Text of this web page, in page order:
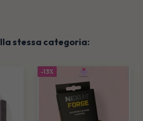
stessa categoria:
-13%